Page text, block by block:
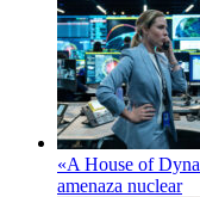
«A House of
amenaza nuclear